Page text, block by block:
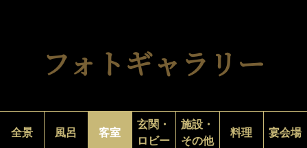
フォトギャラリー
全景 風呂 客室
玄関・
ロビー
施設・
その他
料理 宴会場